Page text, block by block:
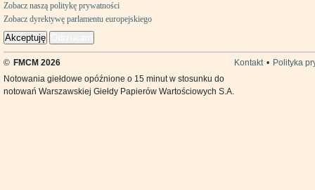
Zobacz naszą politykę prywatności
Zobacz dyrektywę parlamentu europejskiego
Akceptuję
© FMCM 2026 Kontakt • Polityka
Notowania giełdowe opóźnione o 15 minut w stosunku do
notowań Warszawskiej Giełdy Papierów Wartościowych S.A.